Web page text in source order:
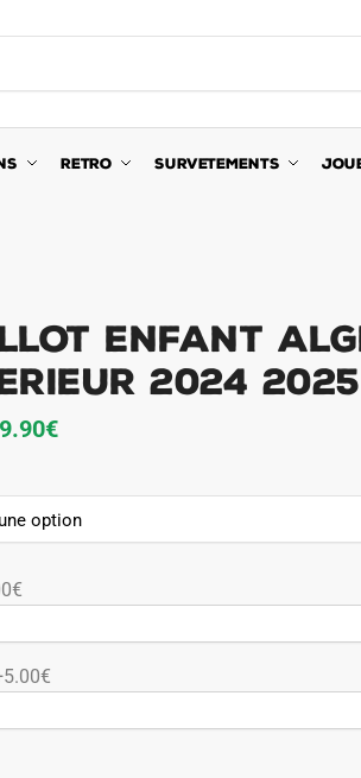
RETRO SURVETEMENTS
Enfant
2024 2025
:
€Le
actuel
est :